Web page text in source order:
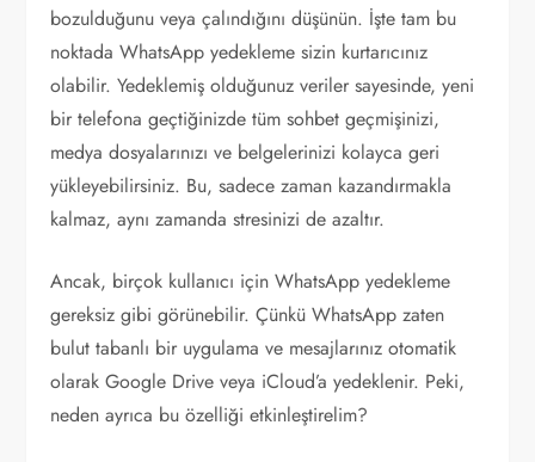
bozulduğunu veya çalındığını düşünün. İşte tam bu
noktada WhatsApp yedekleme sizin kurtarıcınız
olabilir. Yedeklemiş olduğunuz veriler sayesinde, yeni
bir telefona geçtiğinizde tüm sohbet geçmişinizi,
medya dosyalarınızı ve belgelerinizi kolayca geri
yükleyebilirsiniz. Bu, sadece zaman kazandırmakla
kalmaz, aynı zamanda stresinizi de azaltır.
Ancak, birçok kullanıcı için WhatsApp yedekleme
gereksiz gibi görünebilir. Çünkü WhatsApp zaten
bulut tabanlı bir uygulama ve mesajlarınız otomatik
olarak Google Drive veya iCloud’a yedeklenir. Peki,
neden ayrıca bu özelliği etkinleştirelim?